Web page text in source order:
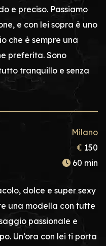
e preciso. Passiamo
e con lei sopra è uno
che è sempre una
preferita. Sono
tranquillo e senza
Milano
€ 150
60 min
dolce e super sexy
una modella con tutte
passionale e
Un’ora con lei ti porta